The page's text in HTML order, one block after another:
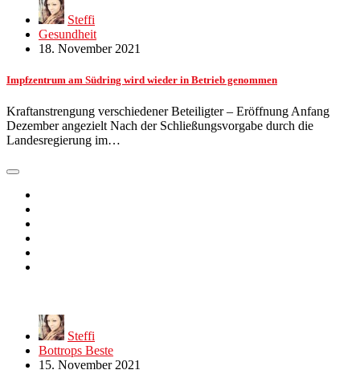
Steffi
Gesundheit
18. November 2021
Impfzentrum am Südring wird wieder in Betrieb genommen
Kraftanstrengung verschiedener Beteiligter – Eröffnung Anfang
Dezember angezielt Nach der Schließungsvorgabe durch die
Landesregierung im…
Steffi
Bottrops Beste
15. November 2021